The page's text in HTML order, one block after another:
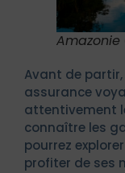
Avant de
assurance
attentivement
connaître les
pourrez
profiter de ses